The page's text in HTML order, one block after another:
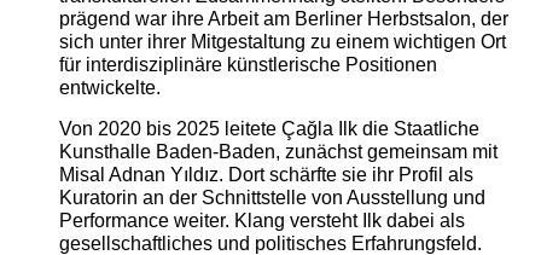
prägend war ihre Arbeit am Berliner Herbstsalon, der
sich unter ihrer Mitgestaltung zu einem wichtigen Ort
für interdisziplinäre künstlerische Positionen
entwickelte.
Von 2020 bis 2025 leitete Çağla Ilk die Staatliche
Kunsthalle Baden-Baden, zunächst gemeinsam mit
Misal Adnan Yıldız. Dort schärfte sie ihr Profil als
Kuratorin an der Schnittstelle von Ausstellung und
Performance weiter. Klang versteht Ilk dabei als
gesellschaftliches und politisches Erfahrungsfeld.